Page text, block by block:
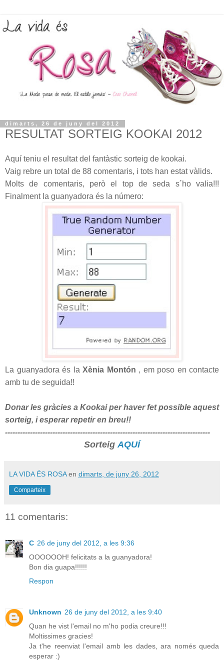
dimarts, 26 de juny del 2012
RESULTAT SORTEIG KOOKAI 2012
Aquí teniu el resultat del fantàstic sorteig de kookai.
Vaig rebre un total de 88 comentaris, i tots han estat vàlids.
Molts de comentaris, però el top de seda s´ho valia!!!
Finalment la guanyadora és la número:
La guanyadora és la Xènia Montón , em poso en contacte
amb tu de seguida!!
Donar les gràcies a Kookai per haver fet possible aquest
sorteig, i esperar repetir en breu!!
----------------------------------------------------------------------------------
SorteigAQUÍ
LA VIDA ÉS ROSA en dimarts, de juny 26, 2012
Comparteix
11 comentaris:
C 26 de juny del 2012, a les 9:36
OOOOOOH! felicitats a la guanyadora!
Bon dia guapa!!!!!!
Respon
Unknown 26 de juny del 2012, a les 9:40
Quan he vist l'email no m'ho podia creure!!!
Moltissimes gracies!
Ja t'he reenviat l'email amb les dades, ara només queda
esperar :)